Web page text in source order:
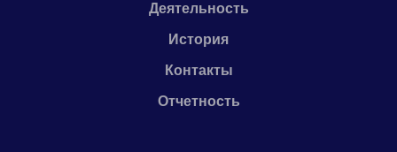
Деятельность
История
Контакты
Отчетность